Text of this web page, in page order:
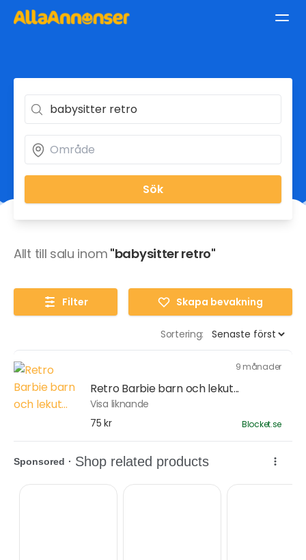
Sök
Allt till salu inom "babysitter retro"
Filter Skapa bevakning
Sortering:
9 månader
Retro Barbie barn och lekut...
Visa liknande
75 kr
Blocket.se